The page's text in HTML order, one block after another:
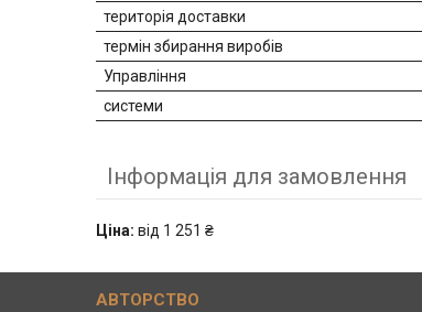
територія доставки
термін збирання виробів
Управління
системи
Інформація для замовлення
Ціна: від 1 251 ₴
АВТОРСТВО